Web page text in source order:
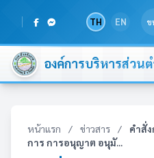
TH EN ข
องค์การบริหารส่วน
หน้าแรก / ข่าวสาร /
คำสั่
การ การอนุญาต อนุมั...